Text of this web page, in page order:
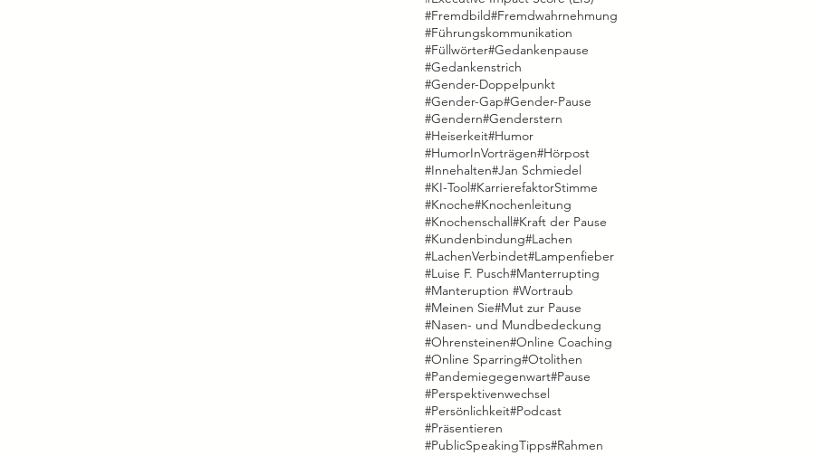
#Fremdbild#Fremdwahrnehmung
#Führungskommunikation
#Füllwörter#Gedankenpause
#Gedankenstrich
#Gender-Doppelpunkt
#Gender-Gap#Gender-Pause
#Gendern#Genderstern
#Heiserkeit#Humor
#HumorInVorträgen#Hörpost
#Innehalten#Jan Schmiedel
#KI-Tool#KarrierefaktorStimme
#Knoche#Knochenleitung
#Knochenschall#Kraft der Pause
#Kundenbindung#Lachen
#LachenVerbindet#Lampenfieber
#Luise F. Pusch#Manterrupting
#Manteruption #Wortraub
#Meinen Sie#Mut zur Pause
#Nasen- und Mundbedeckung
#Ohrensteinen#Online Coaching
#Online Sparring#Otolithen
#Pandemiegegenwart#Pause
#Perspektivenwechsel
#Persönlichkeit#Podcast
#Präsentieren
#PublicSpeakingTipps#Rahmen